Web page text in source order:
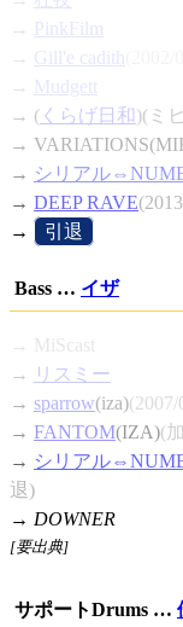
→ PinkFilm
→ Gill'e cadith
→ Mudgett
→ ( くらげ日和 )(ミ
→
→ シリアル
→ DEEP RAVE
→
引退
Bass … イザ
→ MiScast
→
リスミー
→ sparrow(iza)
→ FANTOM(IZA)(
→ シリアル
退)
→ DOWNER
[要出典]
サポートDrums …